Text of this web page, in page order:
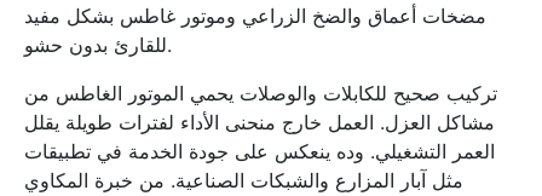
مضخات أعماق والضخ الزراعي وموتور غاطس بشكل مفيد
للقارئ بدون حشو.
تركيب صحيح للكابلات والوصلات يحمي الموتور الغاطس من
مشاكل العزل. العمل خارج منحنى الأداء لفترات طويلة يقلل
العمر التشغيلي. وده ينعكس على جودة الخدمة في تطبيقات
مثل آبار المزارع والشبكات الصناعية. من خبرة المكاوي